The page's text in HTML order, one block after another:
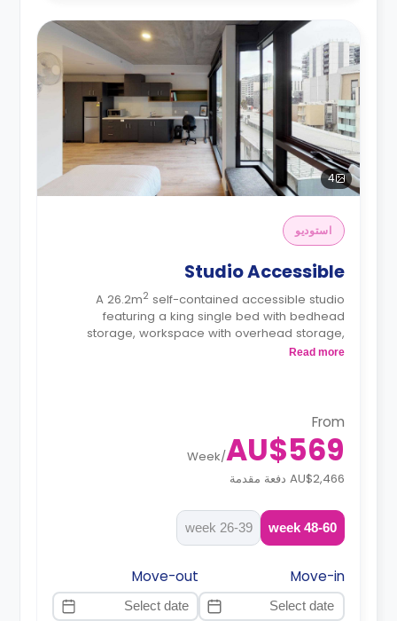
4
استوديو
Studio Accessible
A 26.2m2 self-contained accessible studio
featuring a king single bed with bedhead
storage, workspace with overhead storage,
spacious wardrobe, private bathroom, heater,
Read more
From
AU$569
/
Week
AU$2,466 دفعة مقدمة
48-60 week
26-39 week
Move-in
Move-out